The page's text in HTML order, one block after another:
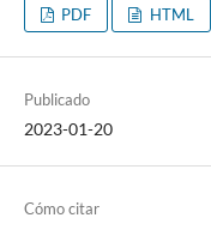
PDF HTML
Publicado
2023-01-20
Cómo citar